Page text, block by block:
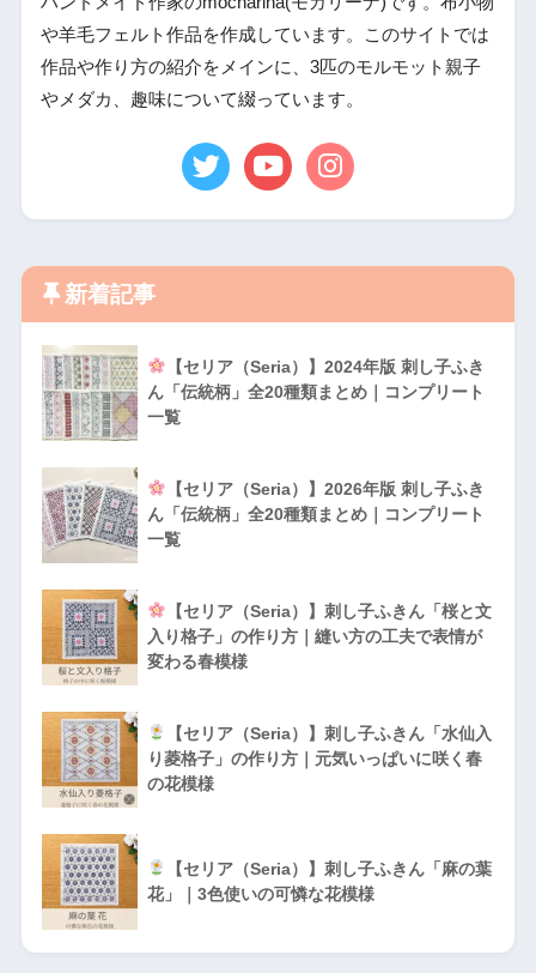
や羊毛フェルト作品を作成しています。このサイトでは
作品や作り方の紹介をメインに、3匹のモルモット親子
やメダカ、趣味について綴っています。
新着記事
【セリア（Seria）】2024年版 刺し子ふき
ん「伝統柄」全20種類まとめ｜コンプリート
一覧
【セリア（Seria）】2026年版 刺し子ふき
ん「伝統柄」全20種類まとめ｜コンプリート
一覧
【セリア（Seria）】刺し子ふきん「桜と文
入り格子」の作り方｜縫い方の工夫で表情が
変わる春模様
【セリア（Seria）】刺し子ふきん「水仙入
り菱格子」の作り方｜元気いっぱいに咲く春
の花模様
【セリア（Seria）】刺し子ふきん「麻の葉
花」｜3色使いの可憐な花模様